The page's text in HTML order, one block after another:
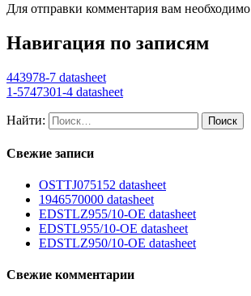
Для отправки комментария вам необходимо
Навигация по записям
443978-7 datasheet
1-5747301-4 datasheet
Найти:
Свежие записи
OSTTJ075152 datasheet
1946570000 datasheet
EDSTLZ955/10-OE datasheet
EDSTL955/10-OE datasheet
EDSTLZ950/10-OE datasheet
Свежие комментарии